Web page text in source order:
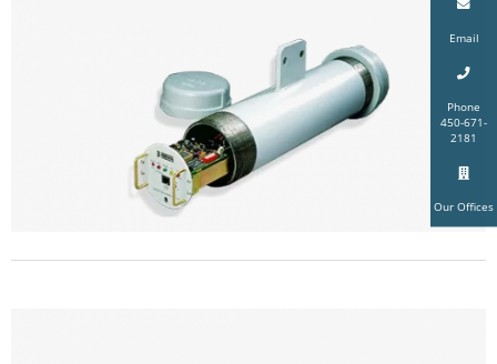
Email
Phone
450-671-
2181
Our Offices